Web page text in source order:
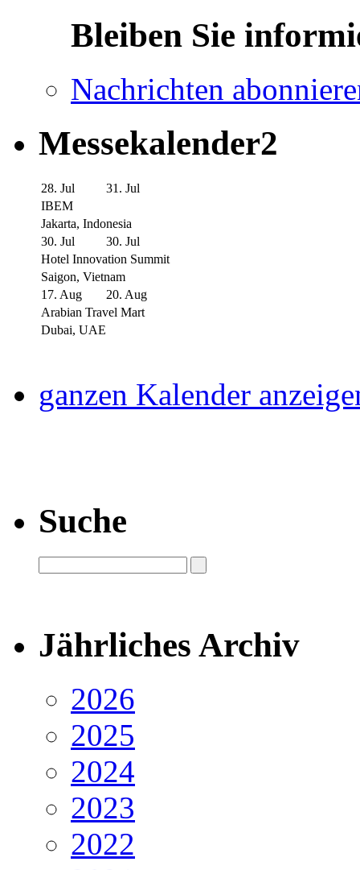
Bleiben Sie
Nachrichten
Messekalender2
28. Jul
31. Jul
IBEM
Jakarta, Indonesia
30. Jul
30. Jul
Hotel Innovation Summit
Saigon, Vietnam
17. Aug
20. Aug
Arabian Travel Mart
Dubai, UAE
ganzen Kalender
Suche
Jährliches Archiv
2026
2025
2024
2023
2022